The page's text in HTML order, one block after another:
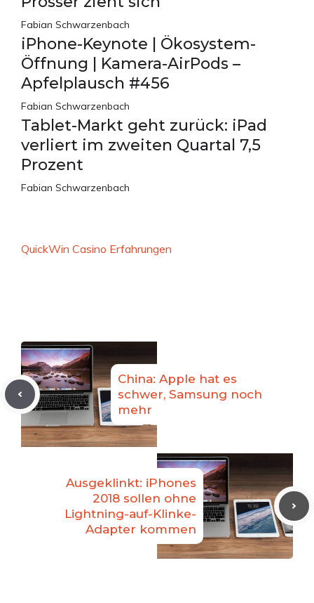
Fabian Schwarzenbach
iPhone-Keynote | Ökosystem-
Öffnung | Kamera-AirPods –
Apfelplausch #456
Fabian Schwarzenbach
Tablet-Markt geht zurück: iPad
verliert im zweiten Quartal 7,5
Prozent
Fabian Schwarzenbach
QuickWin Casino Erfahrungen
China: Apple hat es
schwer, Samsung noch
mehr
Ausgeklinkt: iPhones
2018 sollen ohne
Lightning-auf-Klinke-
Adapter kommen